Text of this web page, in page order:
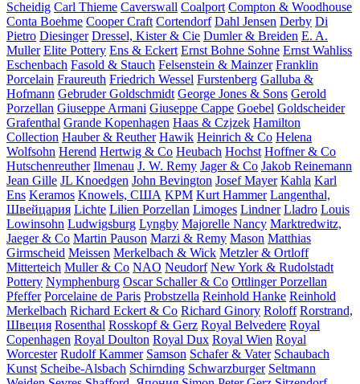
Scheidig Carl Thieme Caverswall Coalport Compton & Woodhouse
Conta Boehme Cooper Craft Cortendorf Dahl Jensen Derby Di
Pietro Diesinger Dressel, Kister & Cie Dumler & Breiden E. A.
Muller Elite Pottery Ens & Eckert Ernst Bohne Sohne Ernst Wahliss
Eschenbach Fasold & Stauch Felsenstein & Mainzer Franklin
Porcelain Fraureuth Friedrich Wessel Furstenberg Galluba &
Hofmann Gebruder Goldschmidt George Jones & Sons Gerold
Porzellan Giuseppe Armani Giuseppe Cappe Goebel Goldscheider
Grafenthal Grande Kopenhagen Haas & Czjzek Hamilton
Collection Hauber & Reuther Hawik Heinrich & Co Helena
Wolfsohn Herend Hertwig & Co Heubach Hochst Hoffner & Co
Hutschenreuther Ilmenau J. W. Remy Jager & Co Jakob Reinemann
Jean Gille JL Knoedgen John Bevington Josef Mayer Kahla Karl
Ens Keramos Knowels, США KPM Kurt Hammer Langenthal,
Швейцария Lichte Lilien Porzellan Limoges Lindner Lladro Louis
Lowinsohn Ludwigsburg Lyngby Majorelle Nancy Marktredwitz,
Jaeger & Co Martin Pauson Marzi & Remy Mason Matthias
Girmscheid Meissen Merkelbach & Wick Metzler & Ortloff
Mitterteich Muller & Co NAO Neudorf New York & Rudolstadt
Pottery Nymphenburg Oscar Schaller & Co Ottlinger Porzellan
Pfeffer Porcelaine de Paris Probstzella Reinhold Hanke Reinhold
Merkelbach Richard Eckert & Co Richard Ginory Roloff Rorstrand,
Швеция Rosenthal Rosskopf & Gerz Royal Belvedere Royal
Copenhagen Royal Doulton Royal Dux Royal Wien Royal
Worcester Rudolf Kammer Samson Schafer & Vater Schaubach
Kunst Scheibe-Alsbach Schirnding Schwarzburger Seltmann